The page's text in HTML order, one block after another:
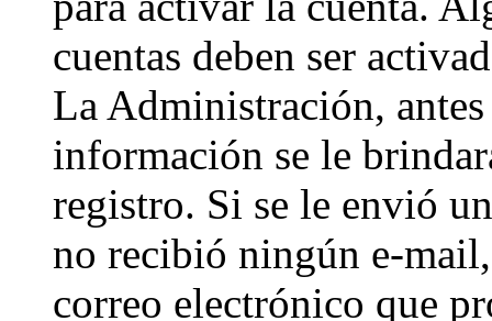
cuentas deben ser
La Administración,
información se le
registro. Si se le envió
no recibió ningún e-
correo electrónico que